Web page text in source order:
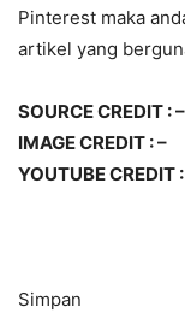
Pinterest maka
artikel yang
SOURCE CREDIT : –
IMAGE CREDIT : –
YOUTUBE CREDIT
Simpan